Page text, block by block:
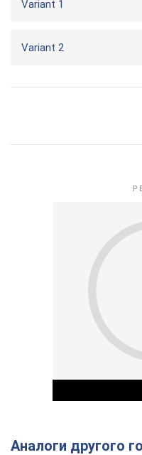
Variant 1
Variant 2
Аналоги другого